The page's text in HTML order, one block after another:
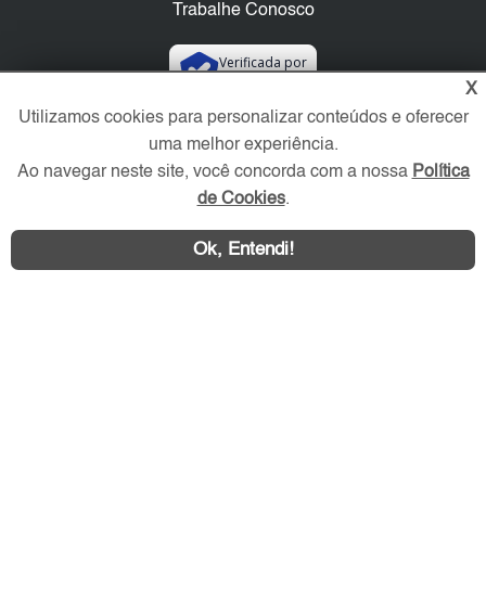
Trabalhe Conosco
Verificada por
Redes Sociais
X
Utilizamos cookies para personalizar conteúdos e oferecer
uma melhor experiência.
Ao navegar neste site, você concorda com a nossa Política
de Cookies.
Ok, Entendi!